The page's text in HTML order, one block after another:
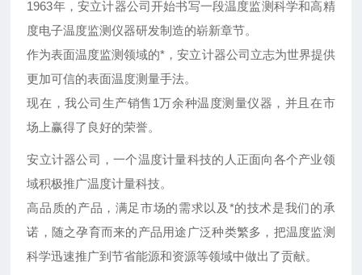
1963年，安立计器公司开始书写一段温度监测科学和高精
度电子温度监测仪器研发制造的崭新章节。
作为表面温度监测领域的*，安立计器公司立志为世界提供
更加可信的表面温度测量手法。
现在，我公司生产销售1万余种温度测量仪器，并且在市
场上赢得了良好的荣誉。
安立计器公司，一个温度计量科技的人正面向各个产业领
域积极推广温度计量科技。
高品质的产品，满足市场的需求以及*的技术是我们的承
诺，随之孕育而来的产品用途广泛种类繁多，把温度监测
科学迅速推广到节省能源和资源等领域中做出了贡献。